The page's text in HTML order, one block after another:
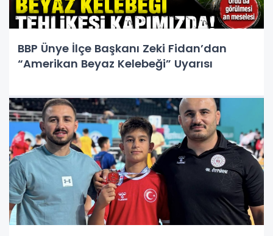
BBP Ünye İlçe Başkanı Zeki Fidan’dan
“Amerikan Beyaz Kelebeği” Uyarısı